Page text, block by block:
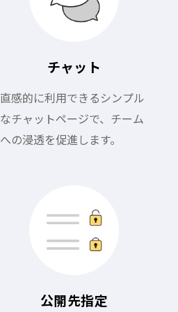
チャット
直感的に利用できるシンプル
なチャットページで、チーム
への浸透を促進します。
公開先指定